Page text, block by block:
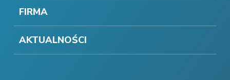
FIRMA
AKTUALNOŚCI